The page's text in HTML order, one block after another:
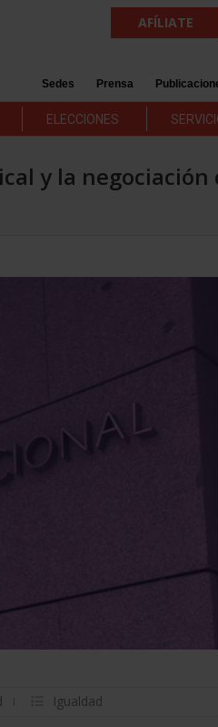
AFÍLIATE
Sedes Prensa
ELECCIONES
y la negociación
Igualdad